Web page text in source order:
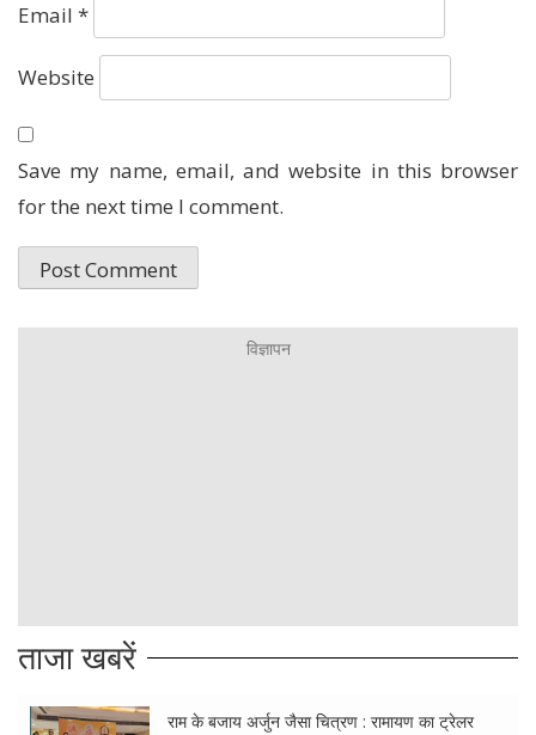
Email *
Website
Save my name, email, and website in this browser
for the next time I comment.
ताजा खबरें
राम के बजाय अर्जुन जैसा चित्रण : रामायण का ट्रेलर